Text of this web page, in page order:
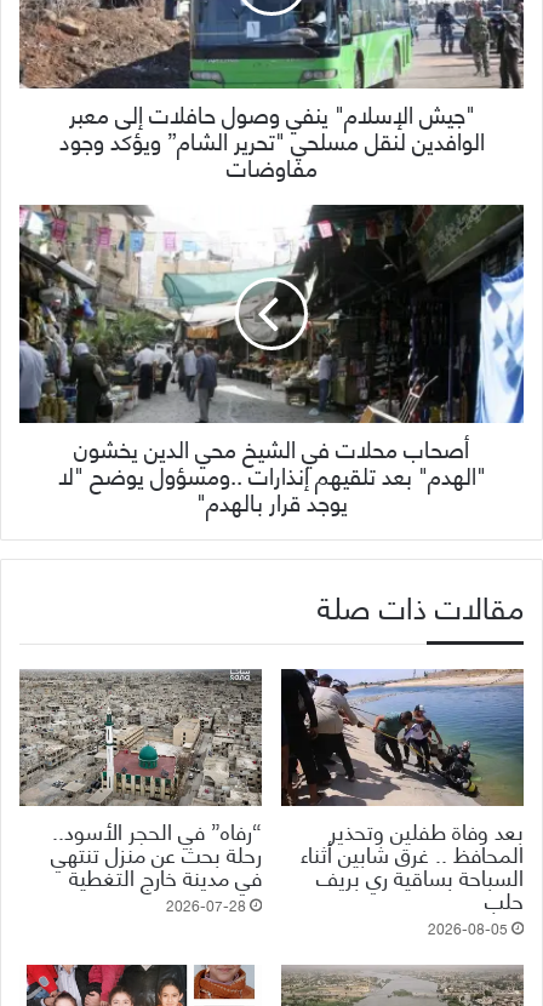
"جيش الإسلام" ينفي وصول حافلات إلى معبر
الوافدين لنقل مسلحي "تحرير الشام” ويؤكد وجود
مفاوضات
أصحاب محلات في الشيخ محي الدين يخشون
"الهدم" بعد تلقيهم إنذارات ..ومسؤول يوضح "لا
يوجد قرار بالهدم"
مقالات ذات صلة
بعد وفاة طفلين وتحذير
المحافظ .. غرق شابين أثناء
السباحة بساقية ري بريف
حلب
2026-08-05
“رفاه” في الحجر الأسود..
رحلة بحث عن منزل تنتهي
في مدينة خارج التغطية
2026-07-28